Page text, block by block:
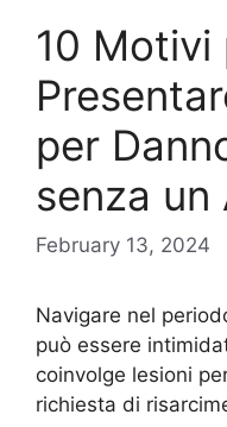
10 Motivi
per
senza un
February 13, 2024
Navigare nel
può essere
coinvolge lesioni
richiesta di